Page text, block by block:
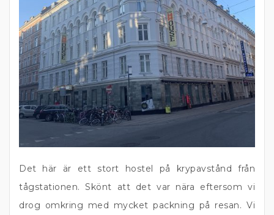
Det här är ett stort hostel på krypavstånd från
tågstationen. Skönt att det var nära eftersom vi
drog omkring med mycket packning på resan. Vi